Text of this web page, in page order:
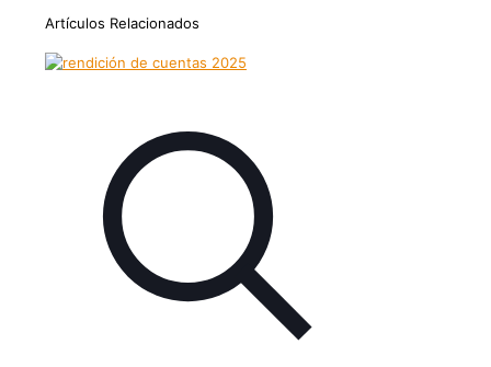
Artículos Relacionados